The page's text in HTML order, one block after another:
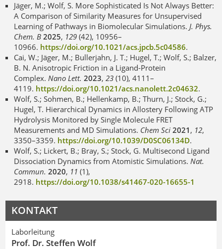
Jäger, M.; Wolf, S. More Sophisticated Is Not Always Better:
A Comparison of Similarity Measures for Unsupervised
Learning of Pathways in Biomolecular Simulations. J. Phys.
Chem. B 2025, 129(42), 10956–
10966. https://doi.org/10.1021/acs.jpcb.5c04586.
Cai, W.; Jäger, M.; Bullerjahn, J. T.; Hugel, T.; Wolf, S.; Balzer,
B. N. Anisotropic Friction in a Ligand-Protein
Complex. Nano Lett. 2023, 23(10), 4111–
4119. https://doi.org/10.1021/acs.nanolett.2c04632.
Wolf, S.; Sohmen, B.; Hellenkamp, B.; Thurn, J.; Stock, G.;
Hugel, T. Hierarchical Dynamics in Allostery Following ATP
Hydrolysis Monitored by Single Molecule FRET
Measurements and MD Simulations. Chem Sci 2021 , 12,
3350–3359. https://doi.org/10.1039/D0SC06134D.
Wolf, S.; Lickert, B.; Bray, S.; Stock, G. Multisecond Ligand
Dissociation Dynamics from Atomistic Simulations. Nat.
Commun. 2020, 11 (1),
2918. https://doi.org/10.1038/s41467-020-16655-1
KONTAKT
Laborleitung
Prof. Dr. Steffen Wolf